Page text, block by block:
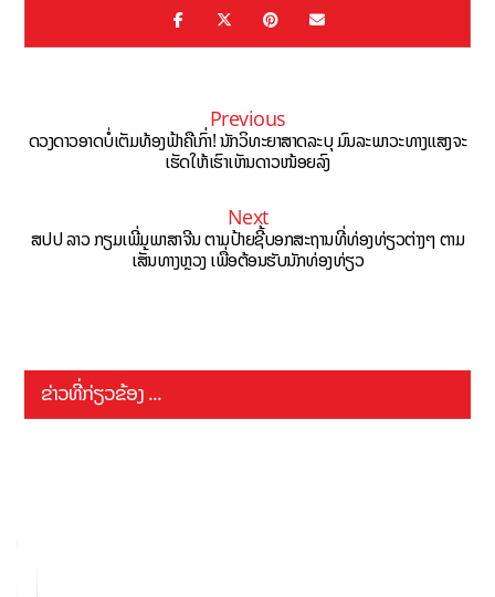
Previous
ດວງດາວອາດບໍ່ເຕັມທ້ອງຟ້າຄືເກົ່າ! ນັກວິທະຍາສາດລະບຸ ມົນລະພາວະທາງແສງຈະ
ເຮັດໃຫ້ເຮົາເຫັນດາວໜ້ອຍລົງ
Next
ສປປ ລາວ ກຽມເພີ່ມພາສາຈີນ ຕາມປ້າຍຊີ້ບອກສະຖານທີ່ທ່ອງທ່ຽວຕ່າງໆ ຕາມ
ເສັ້ນທາງຫຼວງ ເພື່ອຕ້ອນຮັບນັກທ່ອງທ່ຽວ
ຂ່າວທີ່ກ່ຽວຂ້ອງ ...